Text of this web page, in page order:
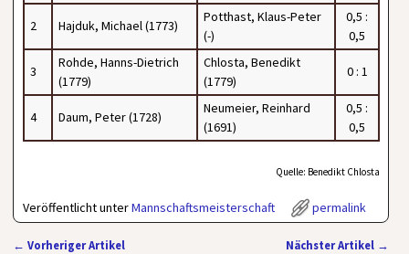
2 Hajduk, Michael (1773)
Potthast, Klaus-Peter
(-)
0,5 :
0,5
3
Rohde, Hanns-Dietrich
(1779)
Chlosta, Benedikt
(1779)
0 : 1
4 Daum, Peter (1728)
Neumeier, Reinhard
(1691)
0,5 :
0,5
Quelle: Benedikt Chlosta
Veröffentlicht unterMannschaftsmeisterschaft permalink
← Vorheriger Artikel Nächster Artikel →